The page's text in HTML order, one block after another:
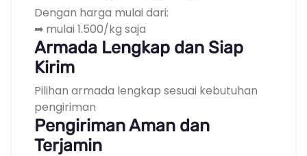
Dengan harga mulai dari:
➡ mulai 1.500/kg saja
Armada Lengkap dan Siap
Kirim
Pilihan armada lengkap sesuai kebutuhan
pengiriman
Pengiriman Aman dan
Terjamin